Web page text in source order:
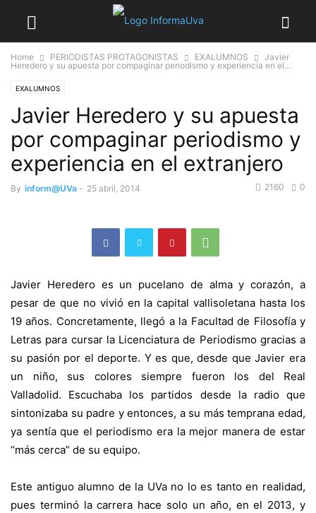
Home PERIODISTAS PROTAGONISTAS EXALUMNOS
Javier
Heredero y su apuesta por compaginar periodismo y experiencia en el...
EXALUMNOS
Javier Heredero y su apuesta
por compaginar periodismo y
experiencia en el extranjero
By inform@UVa - 25 abril, 2014 0
2160
Javier Heredero es un pucelano de alma y corazón, a
pesar de que no vivió en la capital vallisoletana hasta los
19 años. Concretamente, llegó a la Facultad de Filosofía y
Letras para cursar la Licenciatura de Periodismo gracias a
su pasión por el deporte. Y es que, desde que Javier era
un niño, sus colores siempre fueron los del Real
Valladolid. Escuchaba los partidos desde la radio que
sintonizaba su padre y entonces, a su más temprana edad,
ya sentía que el periodismo era la mejor manera de estar
“más cerca” de su equipo.
Este antiguo alumno de la UVa no lo es tanto en realidad,
pues terminó la carrera hace solo un año, en el 2013, y